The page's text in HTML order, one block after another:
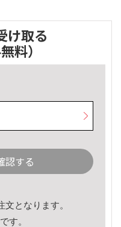
け取る
料）
認する
となります。
す。